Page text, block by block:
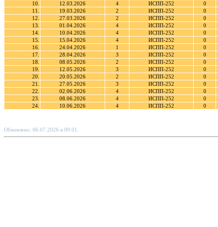
10.
12.03.2026 4 ИСПП-252
0
11.
19.03.2026 2 ИСПП-252
0
12.
27.03.2026 2 ИСПП-252
0
13.
01.04.2026 4 ИСПП-252
0
14.
10.04.2026 4 ИСПП-252
0
15.
15.04.2026 4 ИСПП-252
0
16.
24.04.2026 1 ИСПП-252
0
17.
28.04.2026 3 ИСПП-252
0
18.
08.05.2026 2 ИСПП-252
0
19.
12.05.2026 3 ИСПП-252
0
20.
20.05.2026 2 ИСПП-252
0
21.
27.05.2026 3 ИСПП-252
0
22.
02.06.2026 4 ИСПП-252
0
23.
08.06.2026 4 ИСПП-252
0
24.
10.06.2026 4 ИСПП-252 0
Обновлено: 06.07.2026 в 09:01.